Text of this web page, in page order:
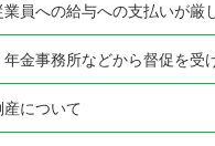
業員への給与への支払いが厳
年金事務所などから督促を受
産について